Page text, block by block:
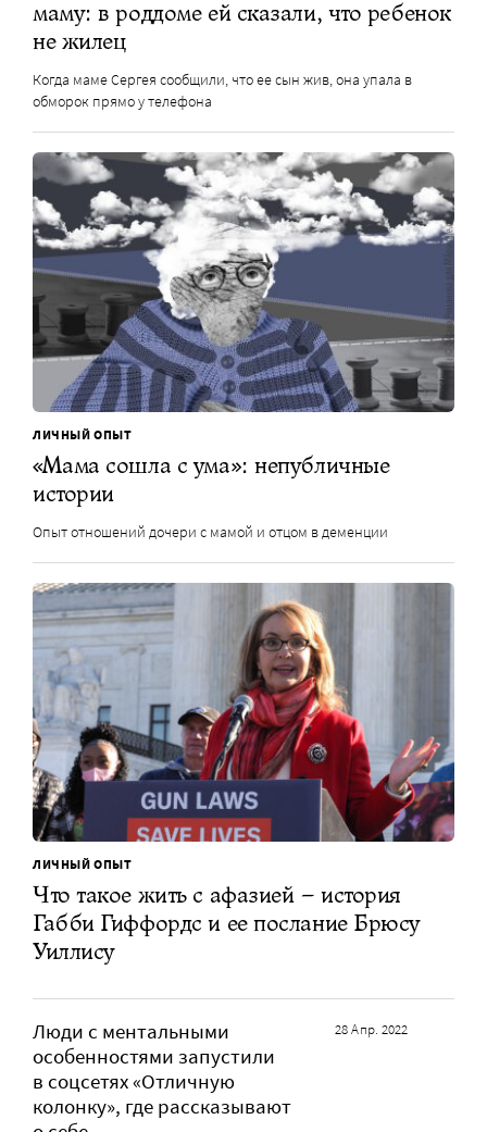
маму: в роддоме ей сказали, что ребенок
не жилец
Когда маме Сергея сообщили, что ее сын жив, она упала в
обморок прямо у телефона
ЛИЧНЫЙ ОПЫТ
«Мама сошла с ума»: непубличные
истории
Опыт отношений дочери с мамой и отцом в деменции
ЛИЧНЫЙ ОПЫТ
Что такое жить с афазией – история
Габби Гиффордс и ее послание Брюсу
Уиллису
Люди с ментальными
особенностями запустили
в соцсетях «Отличную
колонку», где рассказывают
28 Апр. 2022